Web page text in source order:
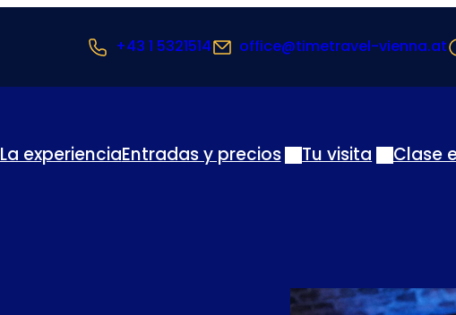
+43 1 5321514 office@timetravel-vienna.at
La experienciaEntradas y precios Tu visita Clase